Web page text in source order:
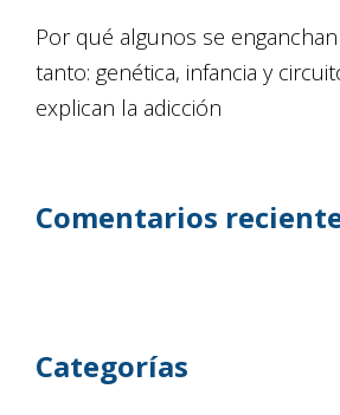
Por qué algunos se
tanto: genética, infancia y
explican la adicción
Comentarios
Categorías